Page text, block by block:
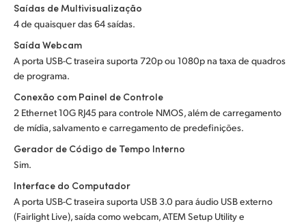
Saídas de Multivisualização
4 de quaisquer das 64 saídas.
Saída Webcam
A porta USB-C traseira suporta 720p ou 1080p na taxa de quadros
de programa.
Conexão com Painel de Controle
2 Ethernet 10G RJ45 para controle NMOS, além de carregamento
de mídia, salvamento e carregamento de predefinições.
Gerador de Código de Tempo Interno
Sim.
Interface do Computador
A porta USB-C traseira suporta USB 3.0 para áudio USB externo
(Fairlight Live), saída como webcam, ATEM Setup Utility e